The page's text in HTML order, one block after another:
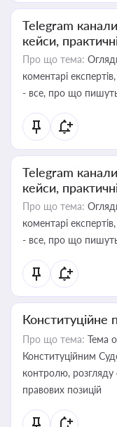
Telegram
кейси,
Про що тема:
коментарі
- все, про що пишуть
Telegram
кейси,
Про що тема:
коментарі
- все, про що
Конституційне
Про що тема: Тема
Конституційним
контролю, розгляду
правових позицій